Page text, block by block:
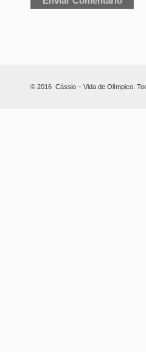
© 2016 Cássio – Vida de Olímpico.